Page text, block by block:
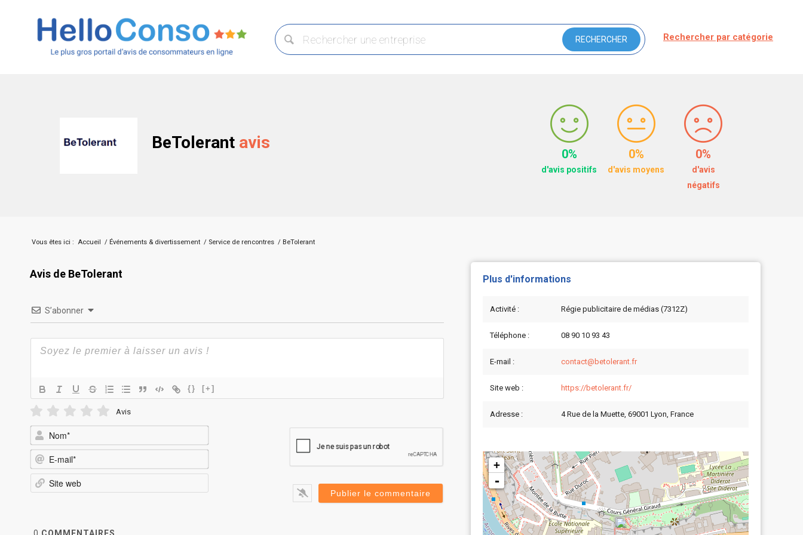
Rechercher par catégorie
BeTolerant avis
0%
d'avis positifs
0%
d'avis moyens
0%
d'avis
négatifs
Vous êtes ici : Accueil / Événements & divertissement / Service de rencontres / BeTolerant
Avis de BeTolerant
S’abonner
{} [+]
Avis
mail*
Plus d'informations
Activité : Régie publicitaire de médias (7312Z)
Téléphone : 08 90 10 93 43
E-mail : contact@betolerant.fr
Site web : https://betolerant.fr/
Adresse : 4 Rue de la Muette, 69001 Lyon, France
+
-